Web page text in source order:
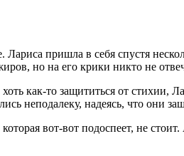
пришла в себя спустя
но на его крики никто не
как-то защититься от стихии,
неподалеку, надеясь, что они
вот-вот подоспеет, не